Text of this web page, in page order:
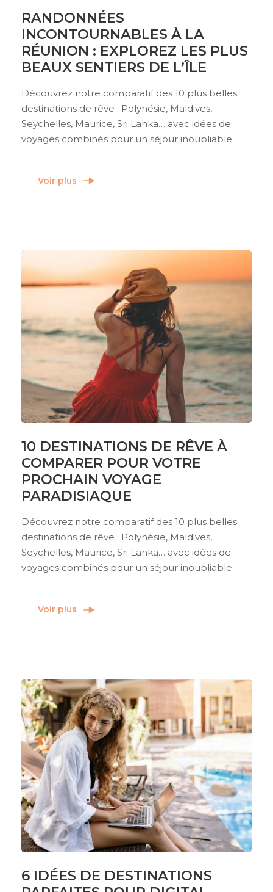
RANDONNÉES
INCONTOURNABLES À LA
RÉUNION : EXPLOREZ LES PLUS
BEAUX SENTIERS DE L’ÎLE
Découvrez notre comparatif des 10 plus belles
destinations de rêve : Polynésie, Maldives,
Seychelles, Maurice, Sri Lanka… avec idées de
voyages combinés pour un séjour inoubliable.
Voir plus
10 DESTINATIONS DE RÊVE À
COMPARER POUR VOTRE
PROCHAIN VOYAGE
PARADISIAQUE
Découvrez notre comparatif des 10 plus belles
destinations de rêve : Polynésie, Maldives,
Seychelles, Maurice, Sri Lanka… avec idées de
voyages combinés pour un séjour inoubliable.
Voir plus
6 IDÉES DE DESTINATIONS